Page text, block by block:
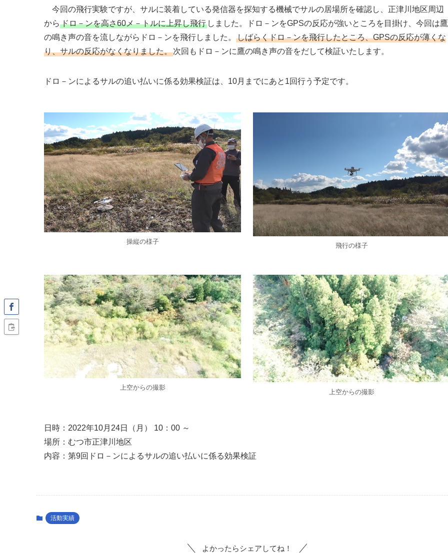
今回の飛行実験ですが、サルに装着している発信器を探知する機械でサルの居場所を確認し、正津川地区周辺
から ドロ－ンを高さ60メ－トルに上昇し飛行 しました。ドロ－ンをGPSの反応が強いところを目掛け、今回は鷹
の鳴き声の音を流しながらドロ－ンを飛行しました。
しばらくドロ－ンを飛行したところ、GPSの反応が薄くな
り、サルの反応がなくなりました。次回もドロ－ンに鷹の鳴き声の音をだして検証いたします。
ドロ－ンによるサルの追い払いに係る効果検証は、10月までにあと1回行う予定です。
操縦の様子
飛行の様子
上空からの撮影
上空からの撮影
日時：2022年10月24日（月） 10：00 ～
場所：むつ市正津川地区
内容：第9回ドロ－ンによるサルの追い払いに係る効果検証
活動実績
よかったらシェアしてね！